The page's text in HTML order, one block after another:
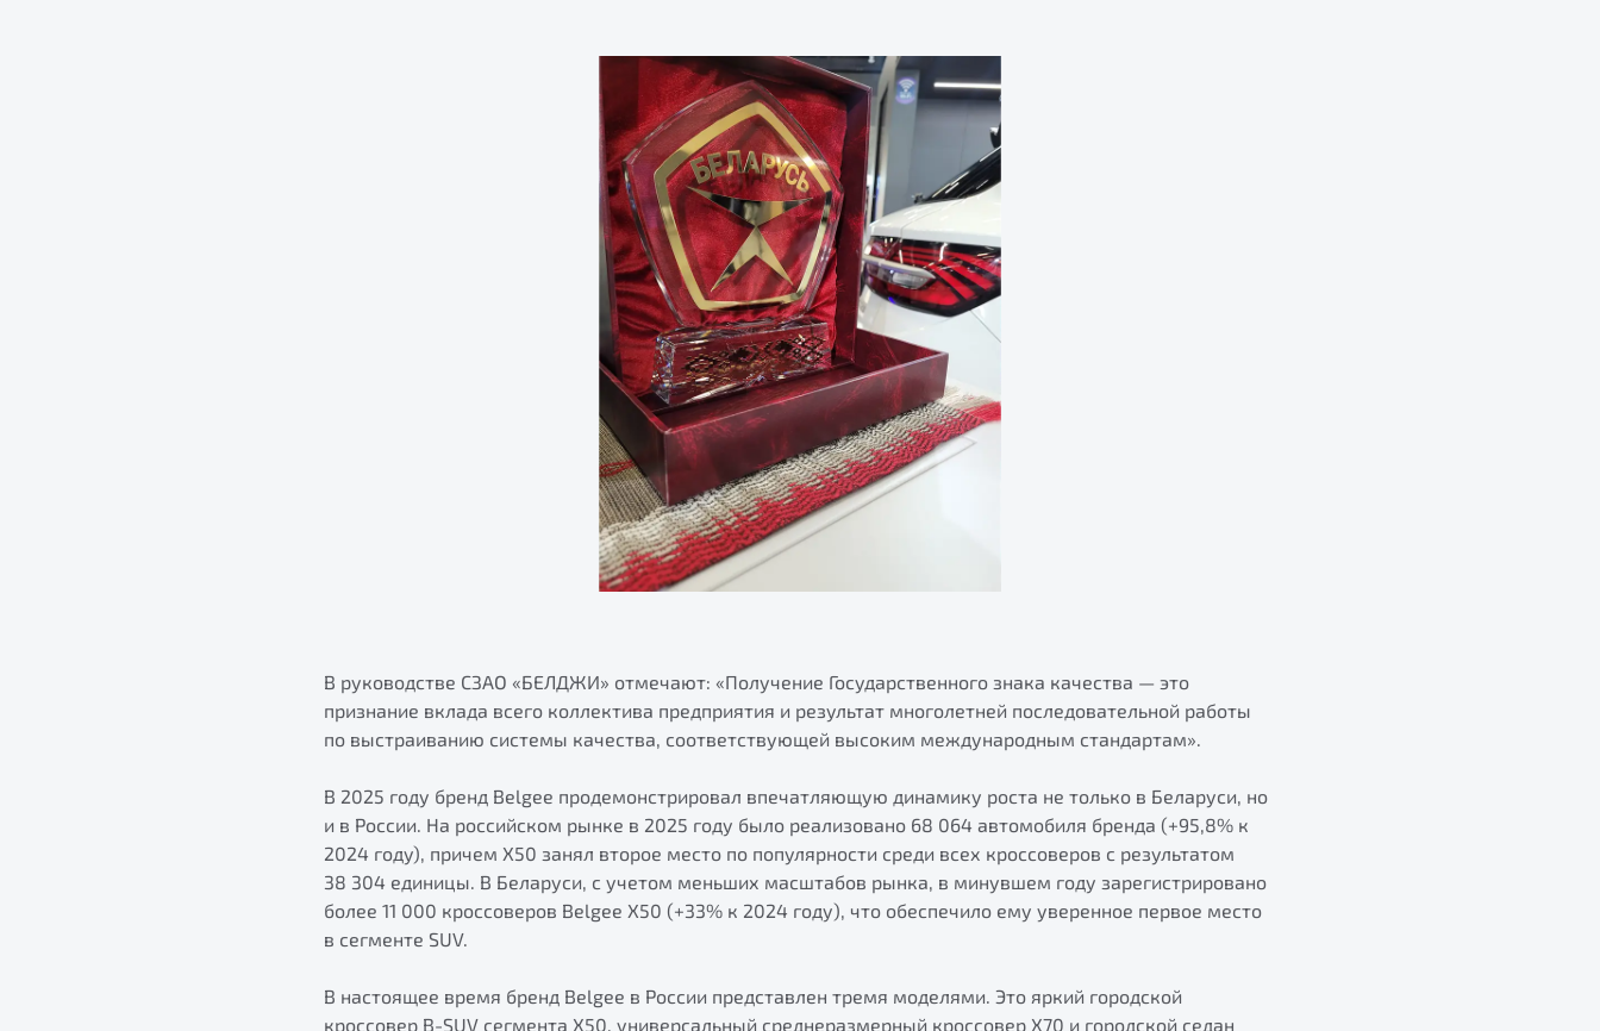
В руководстве СЗАО «БЕЛДЖИ» отмечают: «Получение Государственного знака качества — это
признание вклада всего коллектива предприятия и результат многолетней последовательной работы
по выстраиванию системы качества, соответствующей высоким международным стандартам».
В 2025 году бренд Belgee продемонстрировал впечатляющую динамику роста не только в Беларуси, но
и в России. На российском рынке в 2025 году было реализовано 68 064 автомобиля бренда (+95,8% к
2024 году), причем X50 занял второе место по популярности среди всех кроссоверов с результатом
38 304 единицы. В Беларуси, с учетом меньших масштабов рынка, в минувшем году зарегистрировано
более 11 000 кроссоверов Belgee X50 (+33% к 2024 году), что обеспечило ему уверенное первое место
в сегменте SUV.
В настоящее время бренд Belgee в России представлен тремя моделями. Это яркий городской
кроссовер B-SUV сегмента X50, универсальный среднеразмерный кроссовер X70 и городской седан